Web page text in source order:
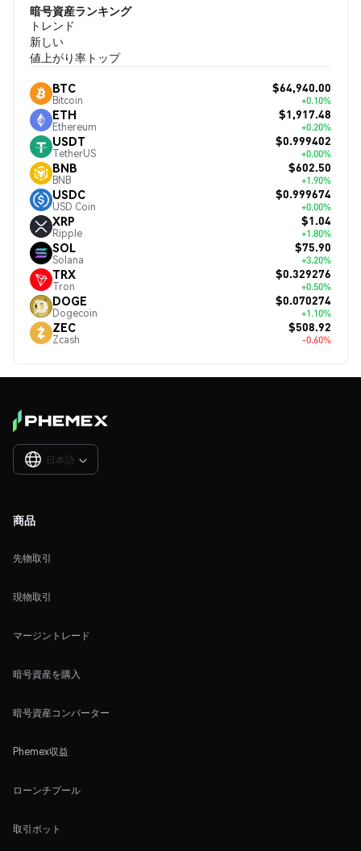
暗号資産ランキング
トレンド
新しい
値上がり率トップ
BTC
Bitcoin
$64,940.00
+0.10%
ETH
Ethereum
$1,917.48
+0.20%
USDT
TetherUS
$0.999402
+0.00%
BNB
BNB
$602.50
+1.90%
USDC
USD Coin
$0.999674
+0.00%
XRP
Ripple
$1.04
+1.80%
SOL
Solana
$75.90
+3.20%
TRX
Tron
$0.329276
+0.50%
DOGE
Dogecoin
$0.070274
+1.10%
ZEC
Zcash
$508.92
-0.60%
日本語 
商品
先物取引
現物取引
マージントレード
暗号資産を購入
暗号資産コンバーター
Phemex収益
ローンチプール
取引ボット